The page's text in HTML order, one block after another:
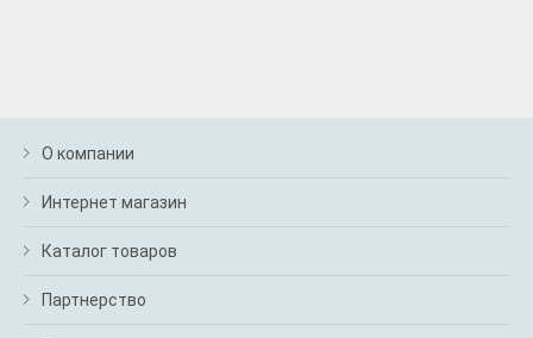
О компании
Интернет магазин
Каталог товаров
Партнерство